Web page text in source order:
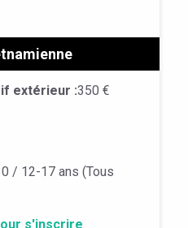
extérieur :350 €
/ 12-17 ans (Tous
s'inscrire